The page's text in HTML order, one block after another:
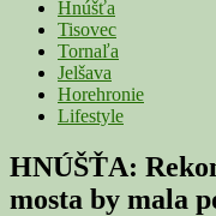
Hnúšťa
Tisovec
Tornaľa
Jelšava
Horehronie
Lifestyle
HNÚŠŤA:
mosta by mala